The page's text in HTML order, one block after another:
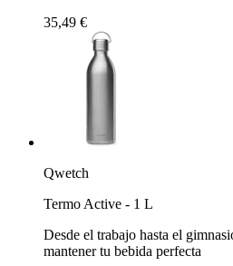
35,49 €
Qwetch
Termo Active - 1 L
Desde el trabajo hasta el
mantener tu bebida perfecta